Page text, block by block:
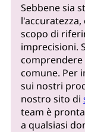
Sebbene sia
scopo di
imprecisioni.
comune. Per
sui nostri
nostro sito di
team è
a qualsiasi